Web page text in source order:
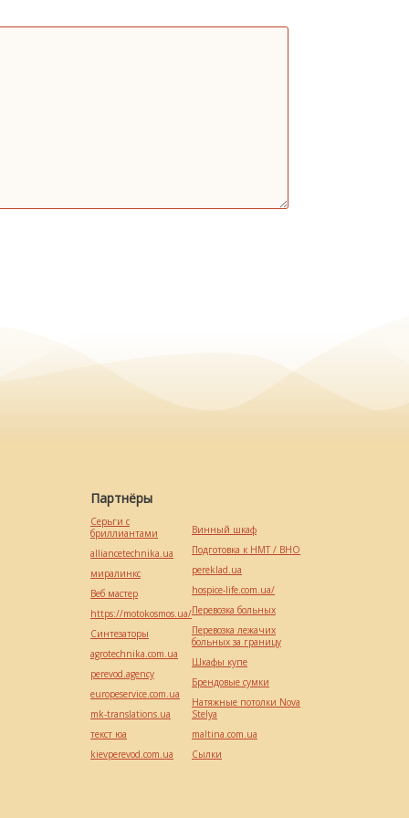
Партнёры
Серьги с
бриллиантами
alliancetechnika.ua
миралинкс
Веб мастер
https://motokosmos.ua/
Синтезаторы
agrotechnika.com.ua
perevod.agency
europeservice.com.ua
mk-translations.ua
текст юа
kievperevod.com.ua
Винный шкаф
Подготовка к НМТ / ВНО
pereklad.ua
hospice-life.com.ua/
Перевозка больных
Перевозка лежачих
больных за границу
Шкафы купе
Брендовые сумки
Натяжные потолки Nova
Stelya
maltina.com.ua
Cылки